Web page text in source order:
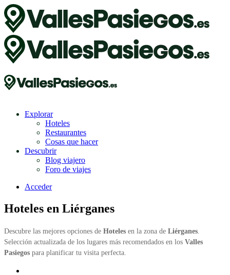
Explorar
Hoteles
Restaurantes
Cosas que hacer
Descubrir
Blog viajero
Foro de viajes
Acceder
Hoteles en Liérganes
Descubre las mejores opciones de Hoteles en la zona de Liérganes
Selección actualizada de los lugares más recomendados en los Valles
Pasiegos para planificar tu visita perfecta.